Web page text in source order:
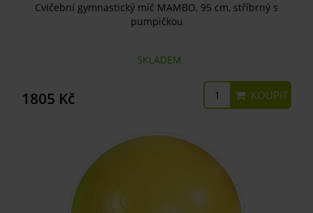
Cvičební gymnastický míč MAMBO, 95 cm, stříbrný s
pumpičkou
SKLADEM
1805 Kč KOUPIT